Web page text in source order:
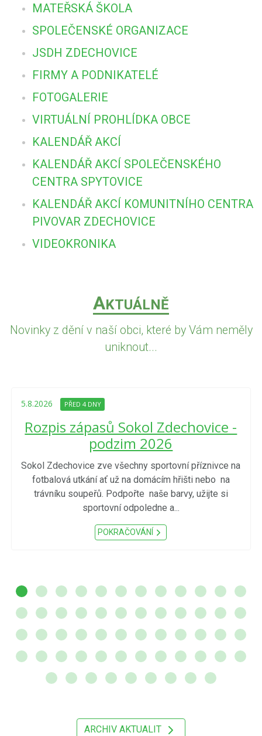
MATEŘSKÁ ŠKOLA
SPOLEČENSKÉ ORGANIZACE
JSDH ZDECHOVICE
FIRMY A PODNIKATELÉ
FOTOGALERIE
VIRTUÁLNÍ PROHLÍDKA OBCE
KALENDÁŘ AKCÍ
KALENDÁŘ AKCÍ SPOLEČENSKÉHO
CENTRA SPYTOVICE
KALENDÁŘ AKCÍ KOMUNITNÍHO CENTRA
PIVOVAR ZDECHOVICE
VIDEOKRONIKA
AKTUÁLNĚ
Novinky z dění v naší obci, které by Vám neměly
uniknout...
5.8.2026 PŘED 4 DNY
Rozpis zápasů Sokol Zdechovice -
podzim 2026
Sokol Zdechovice zve všechny sportovní příznivce na
fotbalová utkání ať už na domácím hřišti nebo na
trávníku soupeřů. Podpořte naše barvy, užijte si
sportovní odpoledne a...
POKRAČOVÁNÍ
ARCHIV AKTUALIT